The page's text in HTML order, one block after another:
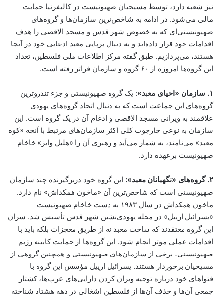
نیز شعبه دارد، توسط مسیحیان صهیونیست در کالیفرنیا حمایت
مالی می‌شود. در ادامه به شاخص‌ترین سازمان‌ها و گروه‌های
صهیونیستی‌ای که به خصوص شهر قدس و مسجد الاقصی را هدف
اقدامات خود قرار داده‌اند و به دنبال برپایی معبد ادعایی خود در آنجا
هستند، می‌پردازیم. طبق گفته مرکز اطلاعات ملی فلسطین، تعداد
این گروه‌ها امروزه از ۶۰ گروه و سازمان فراتر رفته است.
۱. سازمان «احیای معبد»
: یک گروه صهیونیستی و جزء تندروترین
گروه‌های این جماعت است که به دنبال اتحاد گروه‌های یهودی
علاقمند به ویرانی مسجد الاقصی و ادغام آن در یک گروه است. این
سازمان به نوعی چارچوب کلی اکثر سازمان‌های مرتبط با آنچه «کوه
معبد» می‌نامند، به شمار می‌آید و رهبری آن را «هلیل وایز» خاخام
صهیونیست برعهده دارد.
۲. گروه‌های «نگهبانان معبد»: این گروه خود دربرگیرنده چند سازمان
صهیونیستی است که شاخص‌ترین آن «ماخون همکداش» نام دارد.
ماخون همکداش در سال ۱۹۸۳ به دست خاخام صهیونیست
«یسرائیل ارییل» در محله یهودی‌نشین شهر قدس تأسیس شد. سران
این گروه معتقدند که ساخت معبد نه از طریق معجزات بلکه باید با
اقدامات عملی مؤثر انجام شود. این گروه‌ها از حمایت کابینه رژیم
صهیونیستی، برخی از سازمان‌های صهیونیستی و همچنین گروهی از
مسیحیان برخوردار هستند. یسرائیل ارییل مؤسس این گروه با
فتواهای خود درباره توجیه ویران کردن دارایی‌های عرب‌ها، کشتار
جمعی آن‌ها و حذف آن‌ها از فلسطین اشغالی در دهه هشتاد شناخته